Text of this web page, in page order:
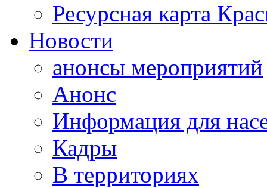
Ресурсная карта
Новости
анонсы мероприятий
Анонс
Информация для
Кадры
В территориях